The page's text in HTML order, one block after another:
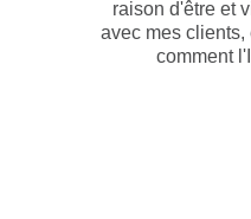
raison d'être et
avec mes clients,
comment